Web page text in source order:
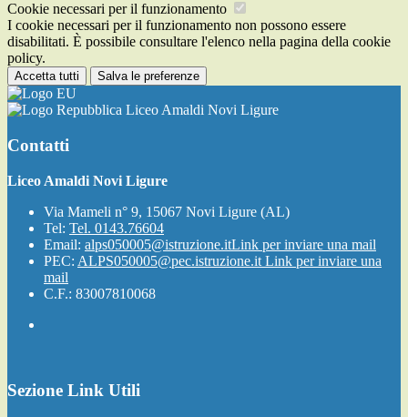
Cookie necessari per il funzionamento
I cookie necessari per il funzionamento non possono essere
disabilitati. È possibile consultare l'elenco nella pagina della cookie
policy.
Accetta tutti Salva le preferenze
Liceo Amaldi Novi Ligure
Contatti
Liceo Amaldi Novi Ligure
Via Mameli n° 9, 15067 Novi Ligure (AL)
Tel: Tel. 0143.76604
Email: alps050005@istruzione.itLink per inviare una mail
PEC: ALPS050005@pec.istruzione.it Link per inviare una
mail
C.F.: 83007810068
Sezione Link Utili